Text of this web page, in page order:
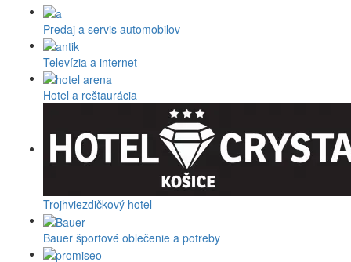
Predaj a servis automobilov
Televízia a internet
Hotel a reštaurácia
Trojhviezdičkový hotel
Bauer športové oblečenie a potreby